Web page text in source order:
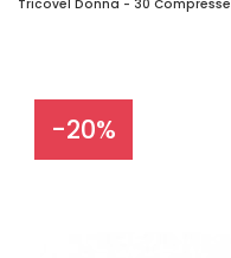
Tricovel Donna - 30 Compresse
-20%